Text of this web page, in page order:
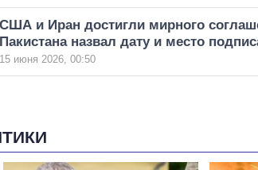
США и Иран достигли мирного
Пакистана назвал дату и место
15 июня 2026, 00:50